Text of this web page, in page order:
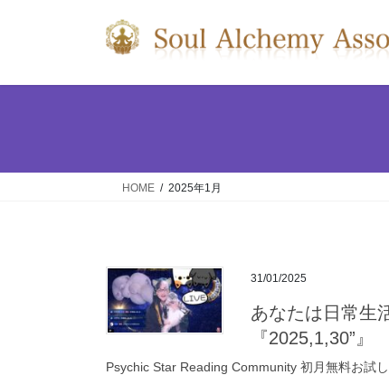
HOME 2025年1月
31/01/2025
あなたは日常生
『2025,1,30”』
Psychic Star Reading Community 初月無料お試